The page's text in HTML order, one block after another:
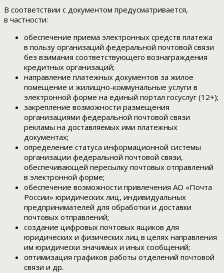
В соответствии с документом предусматривается,
в частности:
обеспечение приема электронных средств платежа
в пользу организаций федеральной почтовой связи
без взимания соответствующего вознаграждения
кредитных организаций;
направление платежных документов за жилое
помещение и жилищно-коммунальные услуги в
электронной форме на единый портал госуслуг (12+);
закрепление возможности размещения
организациями федеральной почтовой связи
рекламы на доставляемых ими платежных
документах;
определение статуса информационной системы
организации федеральной почтовой связи,
обеспечивающей пересылку почтовых отправлений
в электронной форме;
обеспечение возможности привлечения АО «Почта
России» юридических лиц, индивидуальных
предпринимателей для обработки и доставки
почтовых отправлений;
создание цифровых почтовых ящиков для
юридических и физических лиц в целях направления
им юридически значимых и иных сообщений;
оптимизация графиков работы отделений почтовой
связи и др.